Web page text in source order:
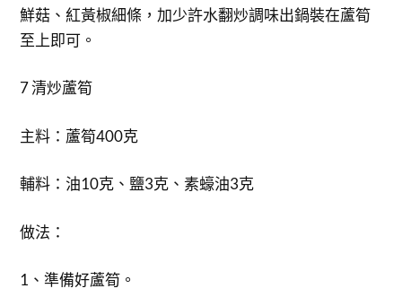
鮮菇、紅黃椒細條，加少許水翻炒調味出鍋裝在蘆筍
至上即可。
7 清炒蘆筍
主料：蘆筍400克
輔料：油10克、鹽3克、素蠔油3克
做法：
1、準備好蘆筍。